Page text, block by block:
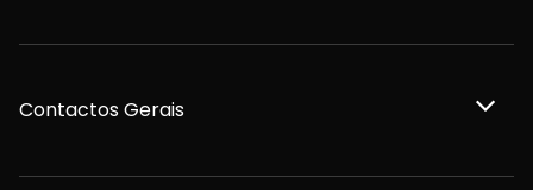
Contactos Gerais